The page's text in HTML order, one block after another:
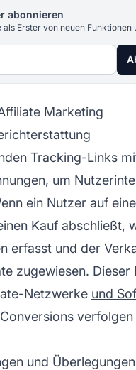
abonnieren
als Erster von neuen Funktionen
Marketing
Tracking-Links
um
ein Nutzer auf
Kauf abschließt,
erfasst und der
zugewiesen. Dieser
Netzwerke und
verfolgen
und Überlegungen